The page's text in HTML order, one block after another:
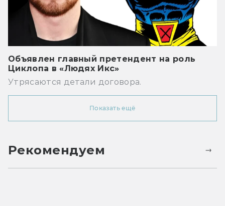
Объявлен главный претендент на роль
Циклопа в «Людях Икс»
Утрясаются детали договора.
Показать ещё
Рекомендуем